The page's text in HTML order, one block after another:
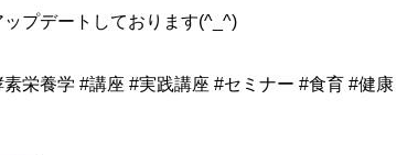
プデートしております(^_^)
素栄養学 #講座 #実践講座 #セミナー #食育 #健康